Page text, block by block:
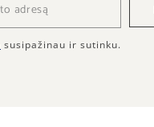
susipažinau ir sutinku.